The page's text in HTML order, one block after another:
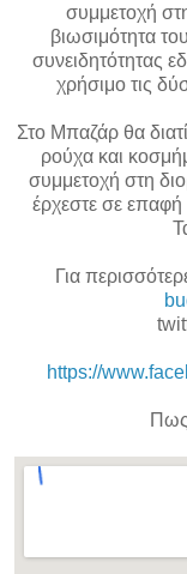
συμμετοχή
βιωσιμότητα
συνειδητότητας
χρήσιμο τις
Στο Μπαζάρ θα
ρούχα και
συμμετοχή στη
έρχεστε σε
Για
https://
Πως